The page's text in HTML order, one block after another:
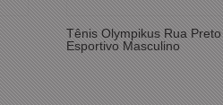
Tênis Olympikus Rua Preto
Esportivo Masculino